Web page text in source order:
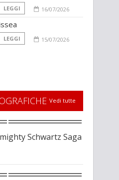
LEGGI 16/07/2026
LEGGI 15/07/2026
Vedi tutte
Schwartz Saga